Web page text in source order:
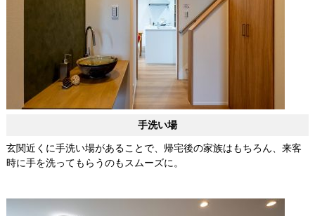
手洗い場
玄関近くに手洗い場があることで、帰宅後の家族はもちろん、来客
時に手を洗ってもらうのもスムーズに。